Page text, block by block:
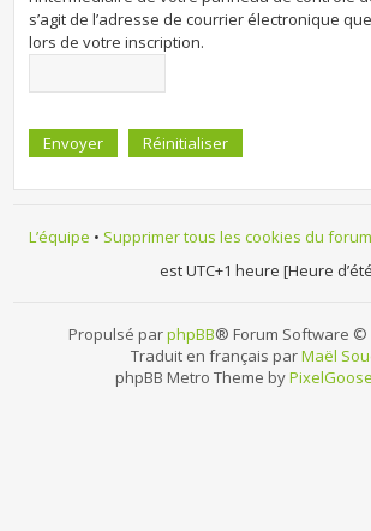
s’agit de l’adresse de courrier électronique
lors de votre inscription.
L’équipe • Supprimer tous les cookies du forum
est UTC+1 heure [Heure
Propulsé parphpBB® Forum Software ©
Traduit en français parMaël
phpBB Metro Theme by